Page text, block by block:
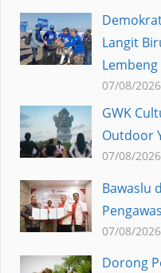
Langit
07/08/2026
GWK
Outdoor
07/08/2026
Bawaslu
07/08/2026
Dorong